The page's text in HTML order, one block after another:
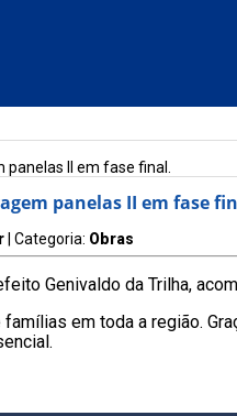
II em fase final.
panelas II em fase
| Categoria: Obras
Genivaldo da Trilha,
em toda a região.